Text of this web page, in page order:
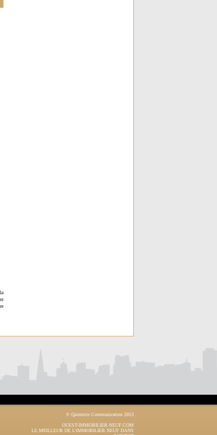
© Quintesis Communication 2013
OUEST-IMMOBILIER-NEUF.COM
LE MEILLEUR DE L'IMMOBILIER NEUF DANS